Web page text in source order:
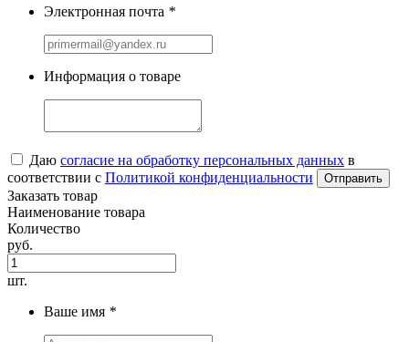
Электронная почта *
Информация о товаре
Даю согласие на обработку персональных данных в
соответствии с Политикой конфиденциальности
Заказать товар
Наименование товара
Количество
руб.
шт.
Ваше имя *